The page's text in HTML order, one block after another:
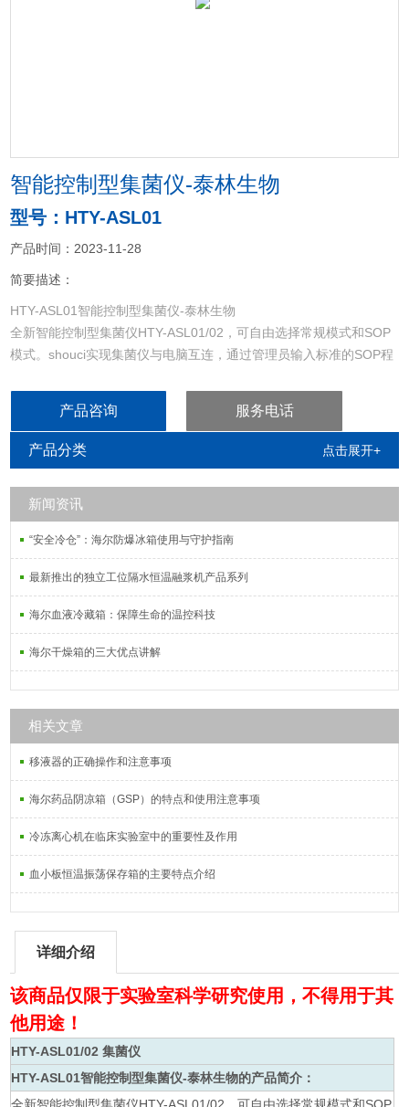
智能控制型集菌仪-泰林生物
型号：HTY-ASL01
产品时间：2023-11-28
简要描述：
HTY-ASL01智能控制型集菌仪-泰林生物
全新智能控制型集菌仪HTY-ASL01/02，可自由选择常规模式和SOP
模式。shouci实现集菌仪与电脑互连，通过管理员输入标准的SOP程
影响，使无菌检查更智能、更轻松，无菌检查结果更准确、可靠。
产品咨询 服务电话
产品分类 点击展开+
新闻资讯
“安全冷仓”：海尔防爆冰箱使用与守护指南
最新推出的独立工位隔水恒温融浆机产品系列
海尔血液冷藏箱：保障生命的温控科技
海尔干燥箱的三大优点讲解
相关文章
移液器的正确操作和注意事项
海尔药品阴凉箱（GSP）的特点和使用注意事项
冷冻离心机在临床实验室中的重要性及作用
血小板恒温振荡保存箱的主要特点介绍
详细介绍
该商品仅限于实验室科学研究使用，不得用于其
他用途！
HTY-ASL01/02 集菌仪
HTY-ASL01智能控制型集菌仪-泰林生物的产品简介：